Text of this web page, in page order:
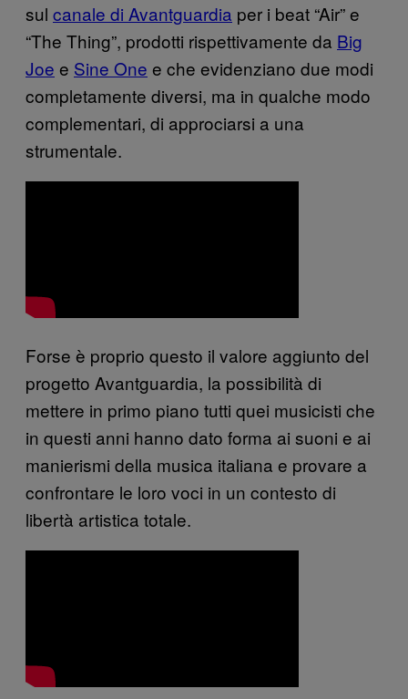
sul canale di Avantguardia per i beat “Air” e
“The Thing”, prodotti rispettivamente da Big
Joe e Sine One e che evidenziano due modi
completamente diversi, ma in qualche modo
complementari, di approciarsi a una
strumentale.
Forse è proprio questo il valore aggiunto del
progetto Avantguardia, la possibilità di
mettere in primo piano tutti quei musicisti che
in questi anni hanno dato forma ai suoni e ai
manierismi della musica italiana e provare a
confrontare le loro voci in un contesto di
libertà artistica totale.